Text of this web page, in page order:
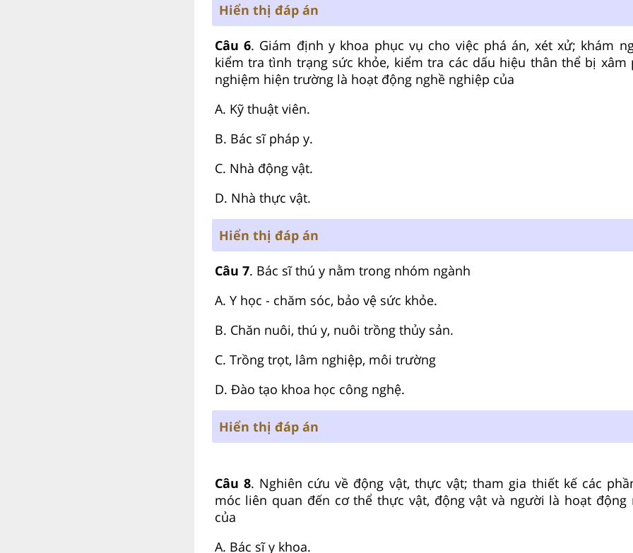
Hiển thị đáp án
Câu 6. Giám định y khoa phục vụ cho việc phá án, xét xử; khám
kiểm tra tình trạng sức khỏe, kiểm tra các dấu hiệu thân thể bị xâm
nghiệm hiện trường là hoạt động nghề nghiệp của
A. Kỹ thuật viên.
B. Bác sĩ pháp y.
C. Nhà động vật.
D. Nhà thực vật.
Hiển thị đáp án
Câu 7. Bác sĩ thú y nằm trong nhóm ngành
A. Y học - chăm sóc, bảo vệ sức khỏe.
B. Chăn nuôi, thú y, nuôi trồng thủy sản.
C. Trồng trọt, lâm nghiệp, môi trường
D. Đào tạo khoa học công nghệ.
Hiển thị đáp án
Câu 8. Nghiên cứu về động vật, thực vật; tham gia thiết kế các
móc liên quan đến cơ thể thực vật, động vật và người là hoạt động
của
A. Bác sĩ y khoa.